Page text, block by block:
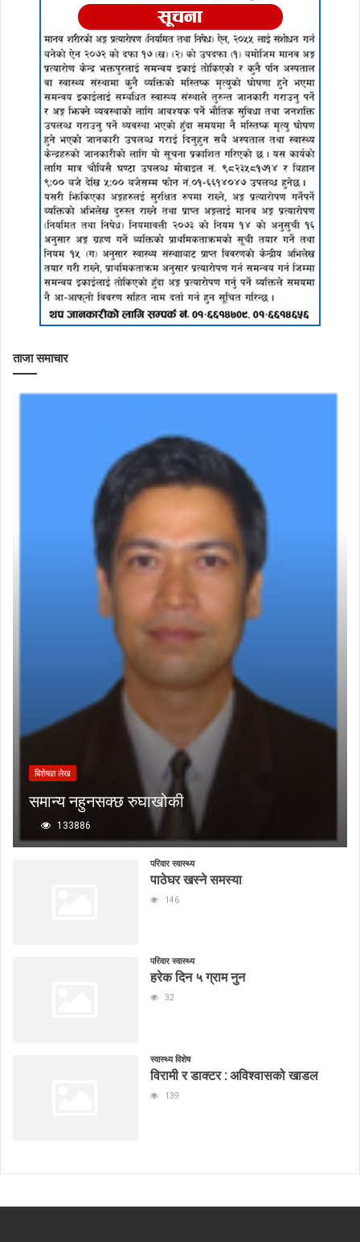
ताजा समाचार
बिशेषज्ञ लेख
समान्य नहुनसक्छ रुघाखोकी
133886
परिवार स्वास्थ्य
पाठेघर खस्ने समस्या
146
परिवार स्वास्थ्य
हरेक दिन ५ ग्राम नुन
32
स्वास्थ्य विशेष
विरामी र डाक्टर : अविश्वासको खाडल
139